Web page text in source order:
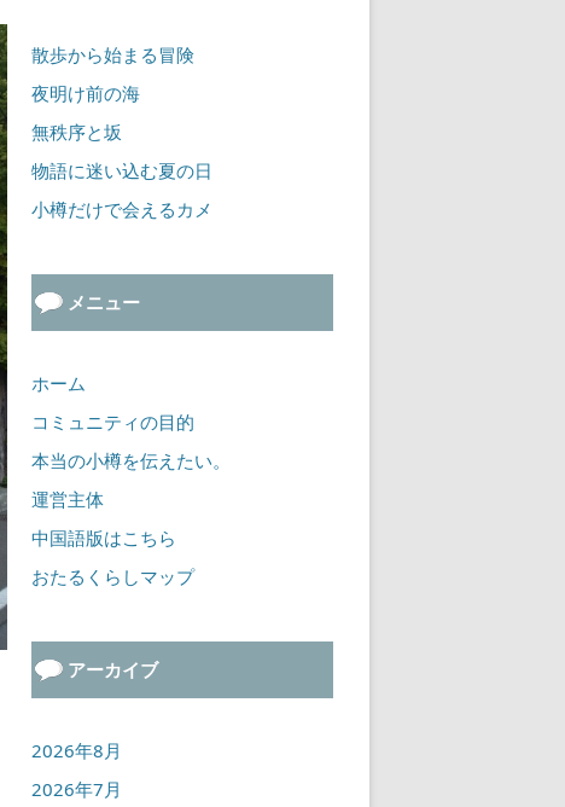
散歩から始まる冒険
夜明け前の海
無秩序と坂
物語に迷い込む夏の日
小樽だけで会えるカメ
メニュー
ホーム
コミュニティの目的
本当の小樽を伝えたい。
運営主体
中国語版はこちら
おたるくらしマップ
アーカイブ
2026年8月
2026年7月